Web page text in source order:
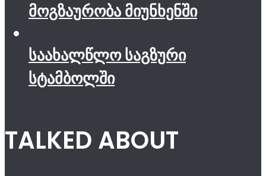
მოგზაურობა მიუნხენში
საახალწლო საგზური
სტამბოლში
TALKED ABOUT